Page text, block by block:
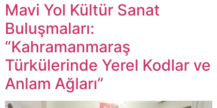
Mavi Yol Kültür Sanat
Buluşmaları:
“Kahramanmaraş
Türkülerinde Yerel Kodlar ve
Anlam Ağları”